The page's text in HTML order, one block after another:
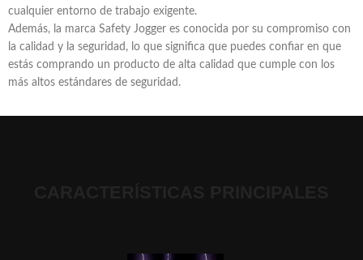
cualquier entorno de trabajo exigente.
Además, la marca Safety Jogger es conocida por su compromiso con
la calidad y la seguridad, lo que significa que puedes confiar en que
estás comprando un producto de alta calidad que cumple con los
más altos estándares de seguridad.